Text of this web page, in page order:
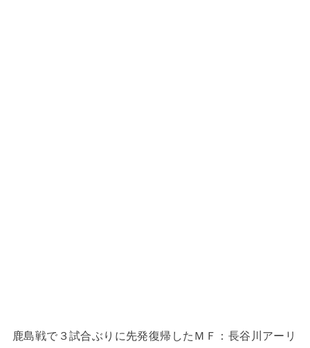
鹿島戦で３試合ぶりに先発復帰したＭＦ：長谷川アーリ